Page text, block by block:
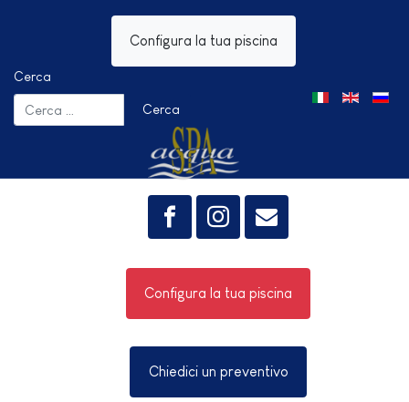
Configura la tua piscina
Cerca
Cerca
Seleziona la tua
Configura la tua piscina
Chiedici un preventivo